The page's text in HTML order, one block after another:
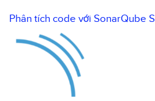
Phân tích code với SonarQube